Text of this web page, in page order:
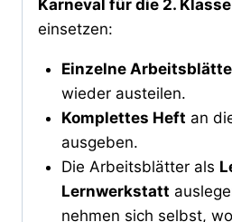
Karneval für die 2. Klasse
einsetzen:
Einzelne
wieder austeilen.
Komplettes Heft an
ausgeben.
Die Arbeitsblätter als
Lernwerkstatt
nehmen sich selbst,